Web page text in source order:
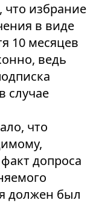
избрание
в виде
10 месяцев
ведь
случае
что
допроса
должен был